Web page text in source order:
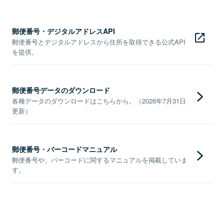
郵便番号・デジタルアドレスAPI
郵便番号とデジタルアドレスから住所を取得できる公式API
を提供。
郵便番号データのダウンロード
各種データのダウンロードはこちらから。（2026年7月31日
更新）
郵便番号・バーコードマニュアル
郵便番号や、バーコードに関するマニュアルを掲載していま
す。